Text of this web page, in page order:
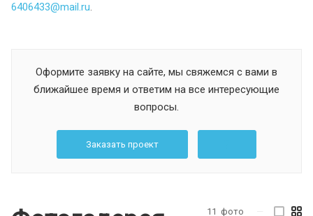
6406433@mail.ru.
Оформите заявку на сайте, мы свяжемся с вами в
ближайшее время и ответим на все интересующие
вопросы.
Заказать проект
11 фото